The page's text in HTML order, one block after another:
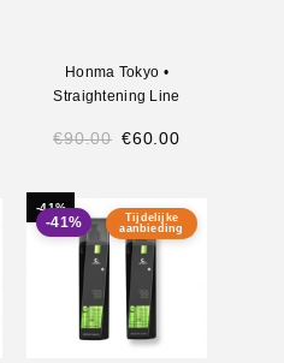
Honma Tokyo •
Straightening Line
€90.00 €60.00
-41%
Tijdelijke
aanbieding
-41%